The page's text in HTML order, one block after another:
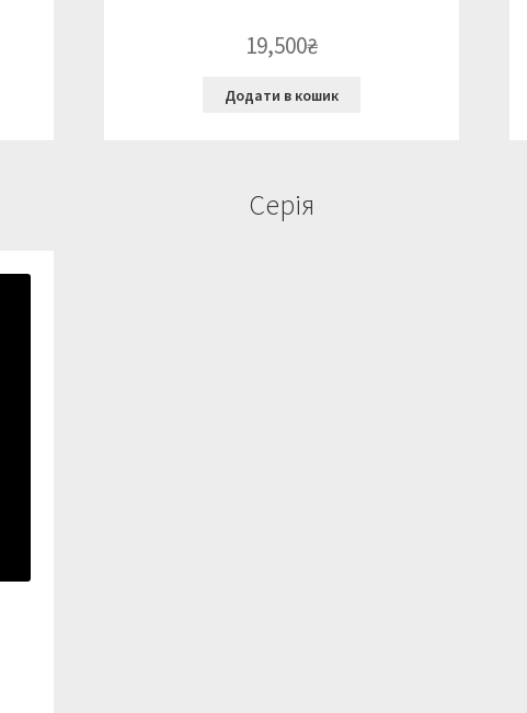
19,500₴
Додати в кошик
Серія